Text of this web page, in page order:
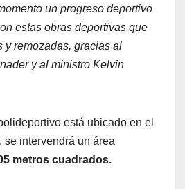
un progreso deportivo
estas obras deportivas que
y remozadas, gracias al
y al ministro Kelvin
está ubicado en el
se intervendrá un área
metros cuadrados.